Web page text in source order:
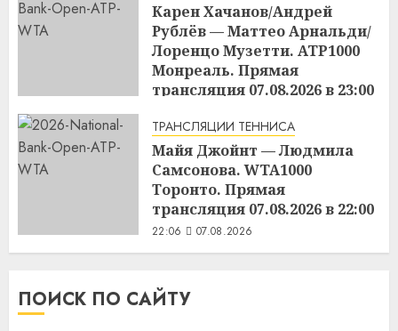
Карен Хачанов/Андрей
Рублёв — Маттео Арнальди/
Лоренцо Музетти. ATP1000
Монреаль. Прямая
трансляция 07.08.2026 в 23:00
ТРАНСЛЯЦИИ ТЕННИСА
Майя Джойнт — Людмила
Самсонова. WTA1000
Торонто. Прямая
трансляция 07.08.2026 в 22:00
22:06 07.08.2026
ПОИСК ПО САЙТУ